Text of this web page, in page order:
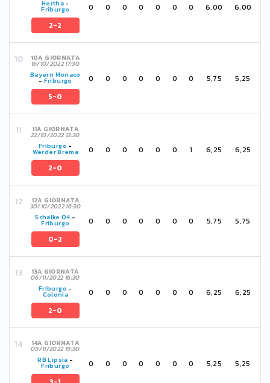
Hertha -
Friburgo
2-2
0 0 0 0 0 0 0 6,00 6,00
10A GIORNATA
16/10/2022 17:30
Bayern Monaco
- Friburgo
5-0
0 0 0 0 0 0 0 5,75 5,25
11A GIORNATA
22/10/2022 13:30
Friburgo -
Werder Brema
2-0
0 0 0 0 0 0 1 6,25 6,25
12A GIORNATA
30/10/2022 16:30
Schalke 04 -
Friburgo
0-2
0 0 0 0 0 0 0 5,75 5,75
13A GIORNATA
06/11/2022 16:30
Friburgo -
Colonia
2-0
0 0 0 0 0 0 0 6,25 6,25
14A GIORNATA
09/11/2022 19:30
RB Lipsia -
Friburgo 0 0 0 0 0 0 0 5,25 5,25